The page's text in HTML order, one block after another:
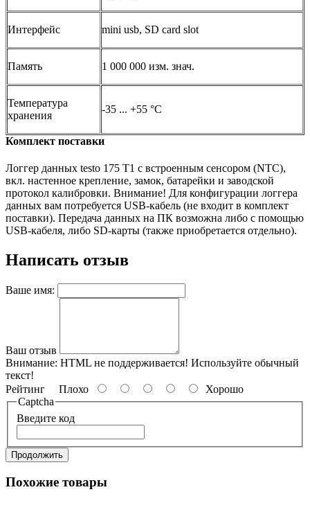
Интерфейс mini usb, SD card slot
Память 1 000 000 изм. знач.
Температура
хранения
-35 ... +55 °C
Комплект поставки
Логгер данных testo 175 T1 с встроенным сенсором (NTC),
вкл. настенное крепление, замок, батарейки и заводской
протокол калибровки. Внимание! Для конфигурации логгера
данных вам потребуется USB-кабель (не входит в комплект
поставки). Передача данных на ПК возможна либо с помощью
USB-кабеля, либо SD-карты (также приобретается отдельно).
Написать отзыв
Ваше имя:
Ваш отзыв
Внимание: HTML не поддерживается! Используйте обычный
текст!
Рейтинг Плохо
Хорошо
Captcha
Введите код
Продолжить
Похожие товары